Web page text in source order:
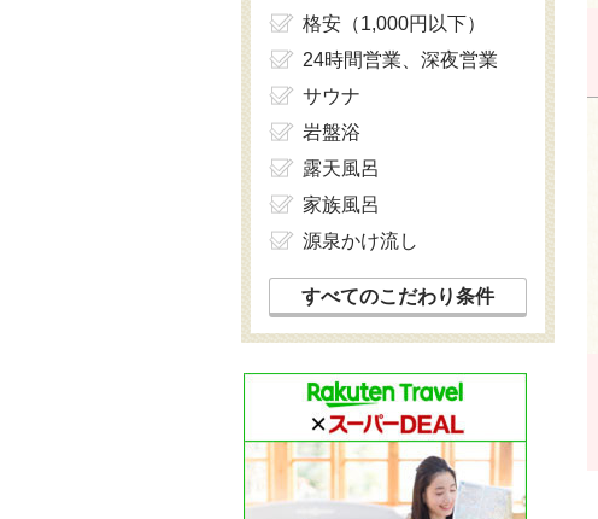
格安（1,000円以下）
24時間営業、深夜営業
サウナ
岩盤浴
露天風呂
家族風呂
源泉かけ流し
すべてのこだわり条件